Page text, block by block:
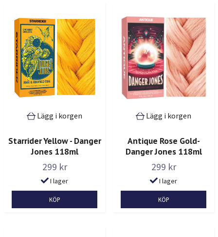
Lägg i korgen
Starrider Yellow - Danger
Jones 118ml
299 kr
I lager
Lägg i korgen
Antique Rose Gold-
Danger Jones 118ml
299 kr
I lager